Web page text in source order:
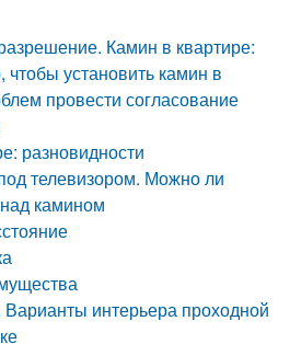
Камин в квартире:
чтобы установить камин в
провести согласование
разновидности
телевизором. Можно ли
камином
интерьера проходной